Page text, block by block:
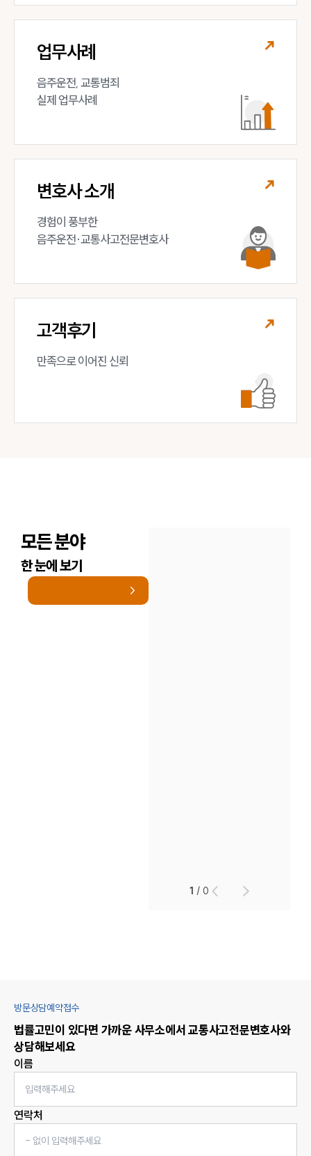
업무사례
음주운전, 교통범죄
실제 업무사례
변호사 소개
경험이 풍부한
음주운전·교통사고전문변호사
고객후기
만족으로 이어진 신뢰
모든 분야
한 눈에 보기
1 /0
방문상담예약접수
법률고민이 있다면 가까운 사무소에서 교통사고전문변호사와
상담해보세요
이름
연락처